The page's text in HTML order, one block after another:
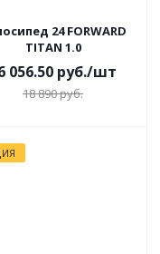
24 FORWARD
TITAN 1.0
056.50 руб./шт
18 890руб.